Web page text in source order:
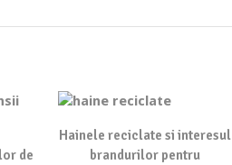
de
Hainele reciclate si interesul
brandurilor pentru